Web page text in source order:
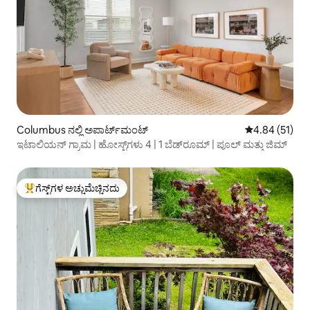
Columbus ನಲ್ಲಿ ಅಪಾರ್ಟ್‌ಮಂಟ್ 5 ರಲ್ಲಿ 4.84
4.84 (51)
ಇಟಾಲಿಯನ್ ಗ್ರಾಮ | ಹೋಸ್ಟ್‌ಗಳು 4 | 1 ಬೆಡ್‌ರೂಮ್ | ಪೂಲ್ ಮತ್ತು ಜಿಮ್
ಗೆಸ್ಟ್‌ಗಳಿಗೆ ಅತಿ ಹೆಚ್ಚು ಅಚ್ಚುಮೆಚ್ಚಿನದು
ಗೆಸ್ಟ್‌ಗಳ ಅಚ್ಚುಮೆಚ್ಚಿನದು